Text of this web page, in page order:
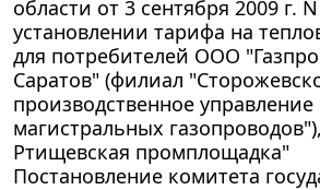
области от 3 сентября 2009 г.
установлении тарифа на
для потребителей ООО
Саратов" (филиал
производственное управление
магистральных газопроводов"),
Ртищевская промплощадка"
Постановление комитета